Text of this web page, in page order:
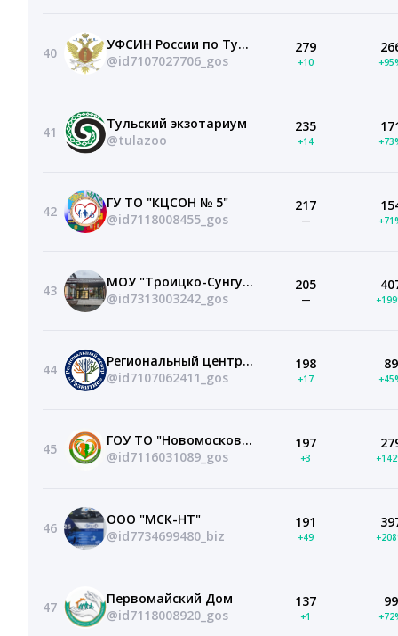
40
УФСИН России по Тульской области
@id7107027706_gos
279
+10
41
Тульский экзотариум
@tulazoo
235
+14
42
ГУ ТО "КЦСОН № 5"
@id7118008455_gos
217
—
43
МОУ "Троицко-Сунгурская казачья СШ"
@id7313003242_gos
205
—
44
Региональный центр "Развитие", Тульская область
@id7107062411_gos
198
+17
89
45
ГОУ ТО "Новомосковская школа для обучающихся с ОВЗ"
@id7116031089_gos
197
+3
46
OOO "МСК-НТ"
@id7734699480_biz
191
+49
47
Первомайский Дом
@id7118008920_gos
137
+1
99